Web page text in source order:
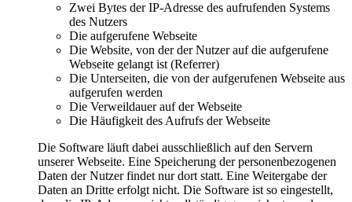
Zwei Bytes der IP-Adresse des aufrufenden Systems
des Nutzers
Die aufgerufene Webseite
Die Website, von der der Nutzer auf die aufgerufene
Webseite gelangt ist (Referrer)
Die Unterseiten, die von der aufgerufenen Webseite aus
aufgerufen werden
Die Verweildauer auf der Webseite
Die Häufigkeit des Aufrufs der Webseite
Die Software läuft dabei ausschließlich auf den Servern
unserer Webseite. Eine Speicherung der personenbezogenen
Daten der Nutzer findet nur dort statt. Eine Weitergabe der
Daten an Dritte erfolgt nicht. Die Software ist so eingestellt,